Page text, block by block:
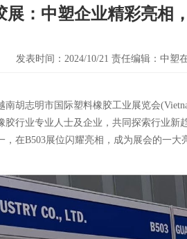
展：中塑企业精彩亮相
发表时间： 2024/10/21 责任编辑： 中塑
胡志明市国际塑料橡胶工业展览会
胶行业专业人士及企业，共同探索行业新
在B503展位闪耀亮相，成为展会的一大